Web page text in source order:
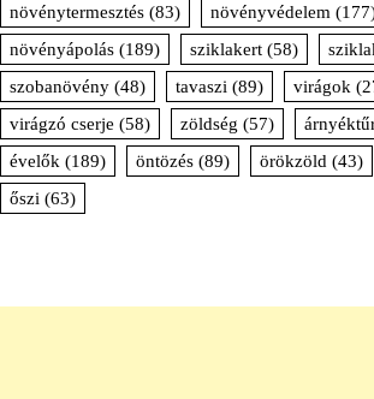
növénytermesztés (83) növényvédelem
növényápolás (189) sziklakert (58)
szobanövény (48) tavaszi (89) virágok
virágzó cserje (58) zöldség (57)
évelők (189) öntözés (89) örökzöld (43)
őszi (63)